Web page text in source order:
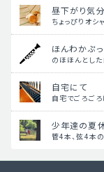
昼下がり気分
ちょっぴりオ
ほんわかぷ
のほほんとし
自宅にて
自宅でごろご
少年達の夏
管4本、弦4本